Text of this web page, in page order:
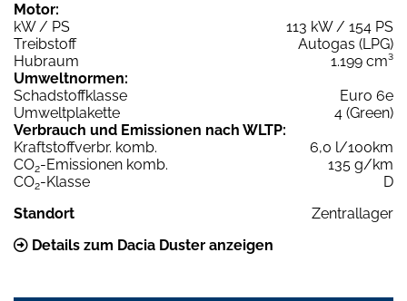
Motor:
kW / PS
113 kW / 154 PS
Treibstoff
Autogas (LPG)
Hubraum
1.199 cm³
Umweltnormen:
Schadstoffklasse
Euro 6e
Umweltplakette
4 (Green)
Verbrauch und Emissionen nach WLTP:
Kraftstoffverbr. komb.
6,0 l/100km
CO2-Emissionen komb.
135 g/km
CO2-Klasse
D
Standort
Zentrallager
Details zum Dacia Duster anzeigen